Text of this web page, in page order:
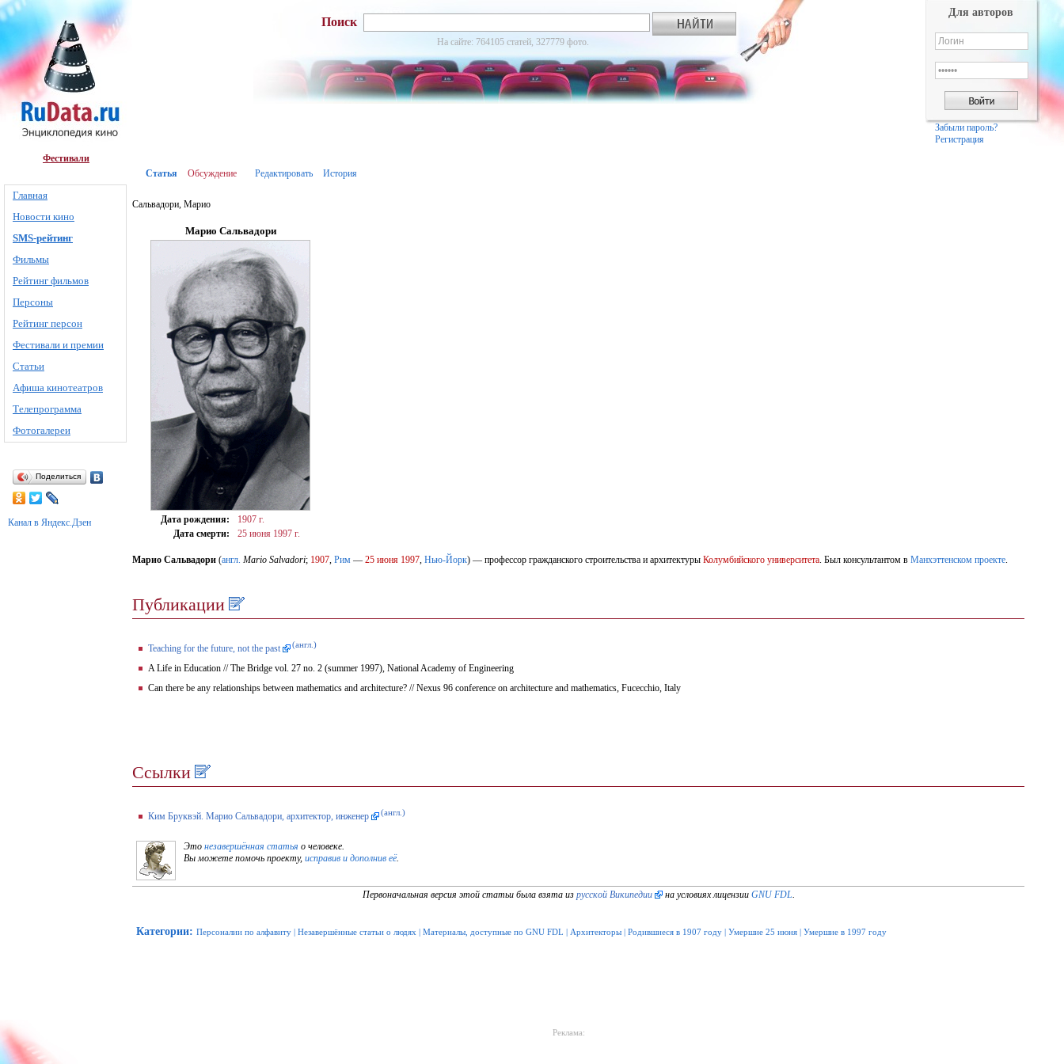
Фестивали
Главная
Новости кино
SMS-рейтинг
Фильмы
Рейтинг фильмов
Персоны
Рейтинг персон
Фестивали и премии
Статьи
Афиша кинотеатров
Телепрограмма
Фотогалереи
Поделиться
Канал в Яндекс.Дзен
Поиск
На сайте: 764105 статей, 327779 фото.
Для авторов
Забыли пароль?
Регистрация
Статья Обсуждение Редактировать История
Сальвадори, Марио
Марио Сальвадори
Дата рождения:
1907 г.
Дата смерти:
25 июня 1997 г.
Марио Сальвадори (англ. Mario Salvadori; 1907, Рим — 25 июня 1997, Нью-Йорк) — профессор гражданского строительства и архитектуры Колумбийского университета. Был консультантом в Манхэттенском проекте.
Публикации
Teaching for the future, not the past (англ.)
A Life in Education // The Bridge vol. 27 no. 2 (summer 1997), National Academy of Engineering
Can there be any relationships between mathematics and architecture? // Nexus 96 conference on architecture and mathematics, Fucecchio, Italy
Ссылки
Ким Бруквэй. Марио Сальвадори, архитектор, инженер (англ.)
Это незавершённая статья о человеке.
Вы можете помочь проекту, исправив и дополнив её.
Первоначальная версия этой статьи была взята из русской Википедии на условиях лицензии GNU FDL
Категории: Персоналии по алфавиту | Незавершённые статьи о людях | Материалы, доступные по GNU FDL | Архитекторы | Родившиеся в 1907 году | Умершие 25 июня | Умершие в 1997 году
Реклама: